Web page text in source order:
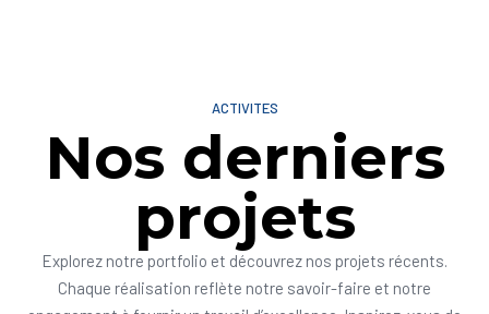
ACTIVITES
Nos derniers
projets
Explorez notre portfolio et découvrez nos projets récents.
Chaque réalisation reflète notre savoir-faire et notre